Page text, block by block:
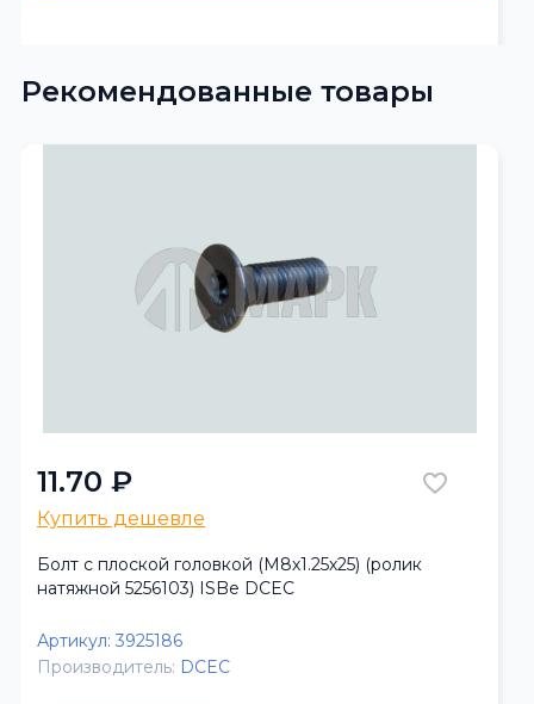
Рекомендованные товары
11.70 ₽
Купить дешевле
Болт с плоской головкой (М8х1.25х25) (ролик
натяжной 5256103) ISBe DCEC
Артикул: 3925186
Производитель: DCEC